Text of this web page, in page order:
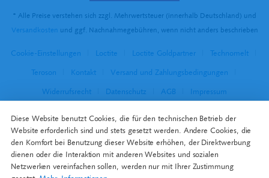
* Alle Preise verstehen sich zzgl. Mehrwertsteuer (innerhalb Deutschland) und
Versandkosten und ggf. Nachnahmegebühren, wenn nicht anders beschrieben
Cookie-Einstellungen Loctite Loctite Goldpartner
Technomelt
Teroson
Kontakt
Versand und Zahlungsbedingungen
Widerrufsrecht
Datenschutz AGB Impressum
Diese Website benutzt Cookies, die für den technischen Betrieb der
Website erforderlich sind und stets gesetzt werden. Andere Cookies, die
den Komfort bei Benutzung dieser Website erhöhen, der Direktwerbung
dienen oder die Interaktion mit anderen Websites und sozialen
Netzwerken vereinfachen sollen, werden nur mit Ihrer Zustimmung